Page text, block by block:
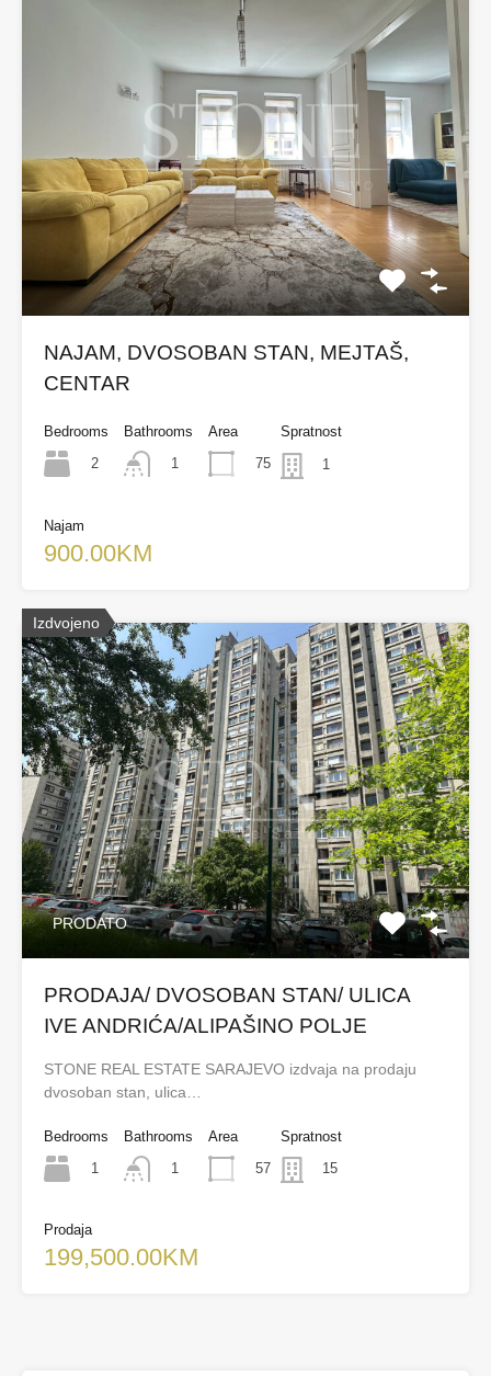
NAJAM, DVOSOBAN STAN, MEJTAŠ,
CENTAR
Bedrooms
2
Bathrooms
1
Area
75
Spratnost
1
Najam
900.00KM
Izdvojeno
PRODATO
PRODAJA/ DVOSOBAN STAN/ ULICA
IVE ANDRIĆA/ALIPAŠINO POLJE
STONE REAL ESTATE SARAJEVO izdvaja na prodaju
dvosoban stan, ulica…
Bedrooms
1
Bathrooms
1
Area
57
Spratnost
15
Prodaja
199,500.00KM